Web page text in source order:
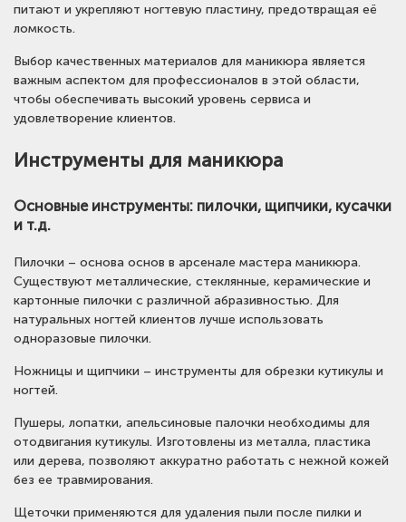
питают и укрепляют ногтевую пластину, предотвращая её
ломкость.
Выбор качественных материалов для маникюра является
важным аспектом для профессионалов в этой области,
чтобы обеспечивать высокий уровень сервиса и
удовлетворение клиентов.
Инструменты для маникюра
Основные инструменты: пилочки, щипчики, кусачки
и т.д.
Пилочки – основа основ в арсенале мастера маникюра.
Существуют металлические, стеклянные, керамические и
картонные пилочки с различной абразивностью. Для
натуральных ногтей клиентов лучше использовать
одноразовые пилочки.
Ножницы и щипчики – инструменты для обрезки кутикулы и
ногтей.
Пушеры, лопатки, апельсиновые палочки необходимы для
отодвигания кутикулы. Изготовлены из металла, пластика
или дерева, позволяют аккуратно работать с нежной кожей
без ее травмирования.
Щеточки применяются для удаления пыли после пилки и